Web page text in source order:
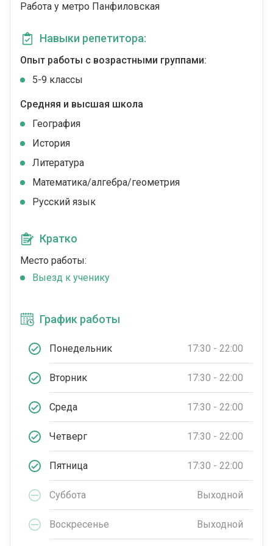
Работа у метро Панфиловская
Навыки репетитора:
Опыт работы с возрастными группами:
5-9 классы
Средняя и высшая школа
География
История
Литература
Математика/алгебра/геометрия
Русский язык
Кратко
Место работы:
Выезд к ученику
График работы
Понедельник 17:30 - 22:00
Вторник 17:30 - 22:00
Среда 17:30 - 22:00
Четверг 17:30 - 22:00
Пятница 17:30 - 22:00
Суббота Выходной
Воскресенье Выходной